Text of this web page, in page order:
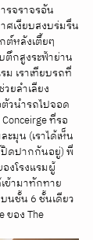
รจราจรอัน
ศเงียบสงบร่มรื่น
ต์หลังเตี้ยๆ
กสูงระฟ้าย่าน
เราเทียบรถที่
ยลำเลียง
วนำรถไปจอด
ที่รอ
มุน (เราได้เห็น
ปิดปากกันอยู่) พี่
งโรงแรมผู้
ข้ามาทักทาย
นชั้น 6 ชั้นเดียว
ของ The